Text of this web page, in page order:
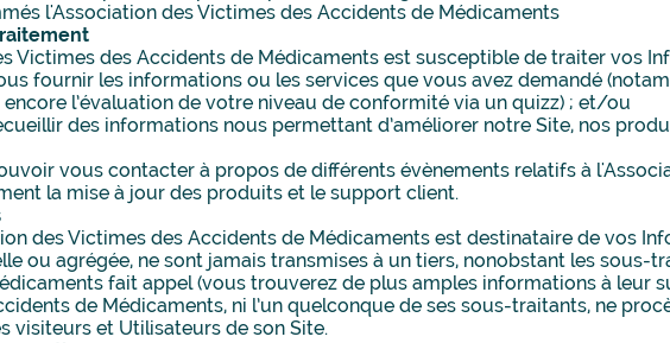
l'Association des Victimes des Accidents de Médicaments
Victimes des Accidents de Médicaments est susceptible de traiter vos
fournir les informations ou les services que vous avez demandé
l’évaluation de votre niveau de conformité via un quizz) ; et/ou
des informations nous permettant d’améliorer notre Site, nos
vous contacter à propos de différents évènements relatifs à
la mise à jour des produits et le support client.
des Victimes des Accidents de Médicaments est destinataire de vos
ou agrégée, ne sont jamais transmises à un tiers, nonobstant les sous-
fait appel (vous trouverez de plus amples informations à leur
de Médicaments, ni l’un quelconque de ses sous-traitants, ne
visiteurs et Utilisateurs de son Site.